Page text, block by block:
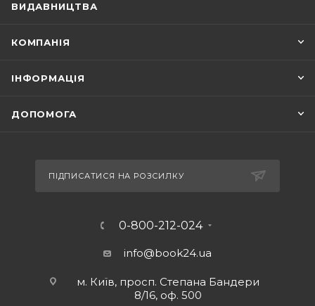
ВИДАВНИЦТВА
КОМПАНІЯ
ІНФОРМАЦІЯ
ДОПОМОГА
ПІДПИСАТИСЯ НА РОЗСИЛКУ
0-800-212-024
info@book24.ua
м. Київ, просп. Степана Бандери
8/16, оф. 500